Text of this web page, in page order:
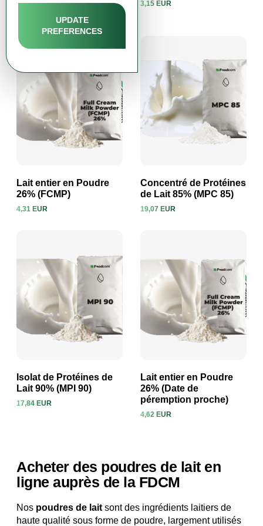
UPDATE
PREFERENCES
Voir le produit
3,15 EUR
Voir le produit
Lait entier en Poudre
26% (FCMP)
4,31 EUR Voir le produit
Concentré de Protéines
de Lait 85% (MPC 85)
19,07 EUR
Voir le produit
Isolat de Protéines de
Lait 90% (MPI 90)
17,84 EUR Voir le produit
Lait entier en Poudre
26% (Date de
péremption proche)
4,62 EUR
Acheter des poudres de lait en
ligne auprès de la FDCM
Nos poudres de lait sont des ingrédients laitiers de
haute qualité sous forme de poudre, largement utilisés